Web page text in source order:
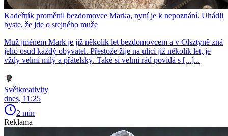
Kadeřník proměnil bezdomovce Marka, nyní je k nepoznání. Uhádli
byste, že jde o stejného muže
Muž jménem Mark je již několik let bezdomovcem a v Olsztyně zná
jeho osud každý obyvatel. Přestože žije na ulici již několik let, je
vždy velmi milý a přátelský. Také si velmi rád povídá s [...]...
Světkreativity
dnes, 11:25
2 min
Reklama